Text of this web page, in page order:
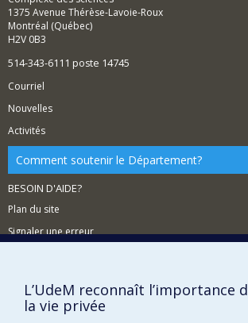
1375 Avenue Thérèse-Lavoie-Roux
Montréal (Québec)
H2V 0B3
514-343-6111 poste 14745
Courriel
Nouvelles
Activités
Comment soutenir le Département?
BESOIN D'AIDE?
Plan du site
Signaler une erreur
FACULTÉ DES ARTS ET DES SCIENCES
Nos départements et écoles
L’UdeM reconnaît l’importance
la vie privée